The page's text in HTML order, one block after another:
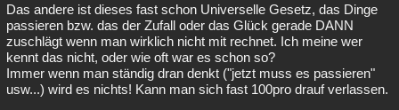
Das andere ist dieses fast schon Universelle Gesetz, das Dinge
passieren bzw. das der Zufall oder das Glück gerade DANN
zuschlägt wenn man wirklich nicht mit rechnet. Ich meine wer
kennt das nicht, oder wie oft war es schon so?
Immer wenn man ständig dran denkt ("jetzt muss es passieren"
usw...) wird es nichts! Kann man sich fast 100pro drauf verlassen.